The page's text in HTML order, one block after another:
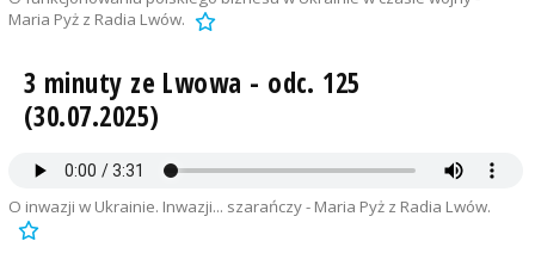
Maria Pyż z Radia Lwów.
3 minuty ze Lwowa - odc. 125
(30.07.2025)
O inwazji w Ukrainie. Inwazji... szarańczy - Maria Pyż z Radia Lwów.